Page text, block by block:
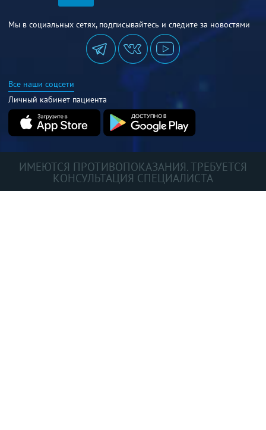
Мы в социальных сетях, подписывайтесь и следите за новостями
Все наши соцсети
Личный кабинет пациента
ИМЕЮТСЯ ПРОТИВОПОКАЗАНИЯ. ТРЕБУЕТСЯ
КОНСУЛЬТАЦИЯ СПЕЦИАЛИСТА